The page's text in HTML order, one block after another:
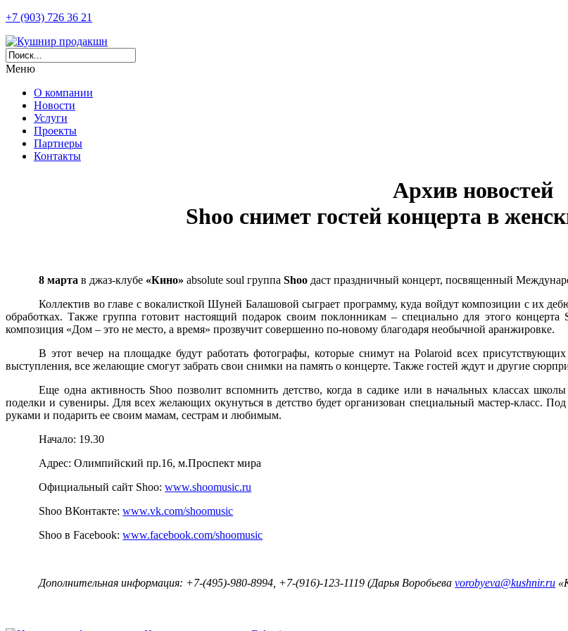
+7 (903) 726 36 21
Меню
О компании
Новости
Услуги
Проекты
Партнеры
Контакты
Архив новостей
Shoo снимет гостей концерта в
8 марта в джаз-клубе «Кино» absolute soul группаShoo даст праздничный концерт, посвященный
Коллектив во главе с вокалисткой Шуней Балашовой сыграет программу, куда войдут композиции с их
обработках. Также группа готовит настоящий подарок своим поклонникам – специально для этого
композиция «Дом – это не место, а время» прозвучит совершенно по-новому благодаря необычной аранжировке.
В этот вечер на площадке будут работать фотографы, которые снимут на Polaroid всех
выступления, все желающие смогут забрать свои снимки на память о концерте. Также гостей ждут и другие
Еще одна активность Shoo позволит вспомнить детство, когда в садике или в начальных классах
поделки и сувениры. Для всех желающих окунуться в детство будет организован специальный мастер-класс.
руками и подарить ее своим мамам, сестрам и любимым.
Начало: 19.30
Адрес: Олимпийский пр.16, м.Проспект мира
Официальный сайт Shoo:www.shoomusic.ru
Shoo ВКонтакте:www.vk.com/shoomusic
Shooв Facebook:www.facebook.com/shoomusic
Дополнительная информация: +7-(495)-980-8994, +7-(916)-123-1119 (Дарья Воробьеваvorobyeva@kushnir.ru